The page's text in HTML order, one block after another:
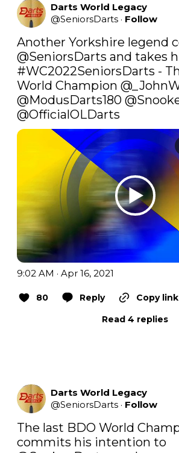
Darts World Legacy
@SeniorsDarts · Follow
@SeniorsDarts
#WC2022SeniorsDarts -
World Champion
@ModusDarts180
@OfficialOLDarts
9:02 AM · Apr 16, 2021
80 Reply
Copy link
Read 4 replies
Darts World Legacy
@SeniorsDarts · Follow
The last BDO World